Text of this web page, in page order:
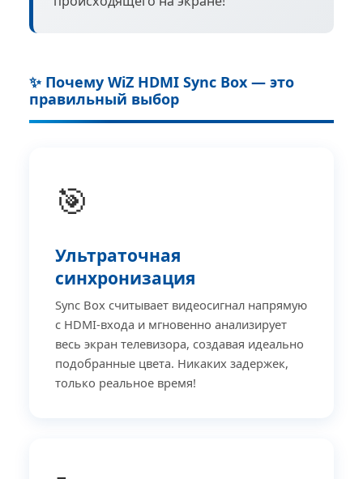
✨ Почему WiZ HDMI Sync Box — это
правильный выбор
🎯
Ультраточная
синхронизация
Sync Box считывает видеосигнал напрямую
с HDMI-входа и мгновенно анализирует
весь экран телевизора, создавая идеально
подобранные цвета. Никаких задержек,
только реальное время!